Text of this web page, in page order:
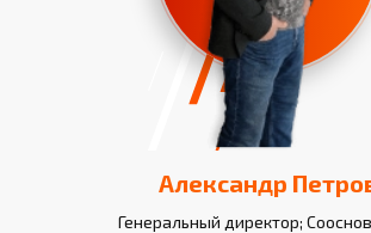
Александр
Генеральный директор;